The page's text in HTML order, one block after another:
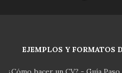
EJEMPLOS Y FORMATOS